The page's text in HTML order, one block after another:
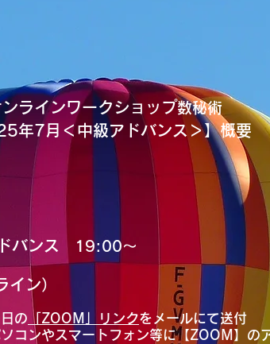
ンラインワークショップ数秘術
年7月＜中級アドバンス＞】概要
バンス 19:00〜
ン）
の 「ZOOM」リンクをメールにて送付
コンやスマートフォン等に【ZOOM】の